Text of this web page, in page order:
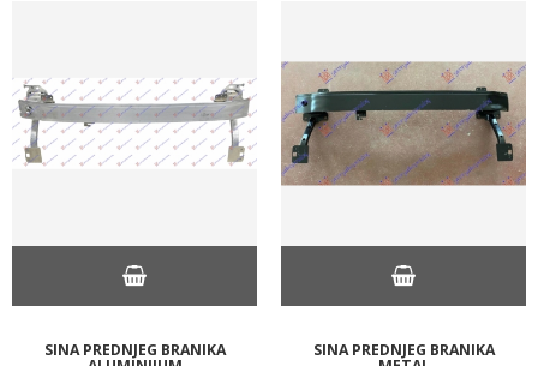
SINA PREDNJEG BRANIKA SINA PREDNJEG BRANIKA